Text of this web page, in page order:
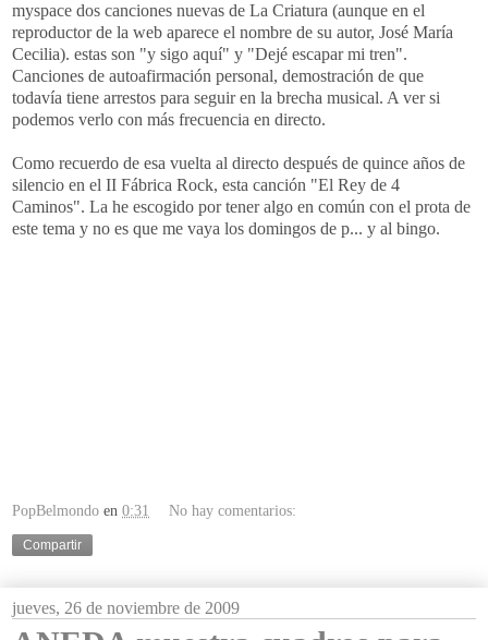
myspace dos canciones nuevas de La Criatura (aunque en el
reproductor de la web aparece el nombre de su autor, José María
Cecilia). estas son "y sigo aquí" y "Dejé escapar mi tren".
Canciones de autoafirmación personal, demostración de que
todavía tiene arrestos para seguir en la brecha musical. A ver si
podemos verlo con más frecuencia en directo.
Como recuerdo de esa vuelta al directo después de quince años de
silencio en el II Fábrica Rock, esta canción "El Rey de 4
Caminos". La he escogido por tener algo en común con el prota de
este tema y no es que me vaya los domingos de p... y al bingo.
PopBelmondo en 0:31 No hay comentarios:
Compartir
jueves, 26 de noviembre de 2009